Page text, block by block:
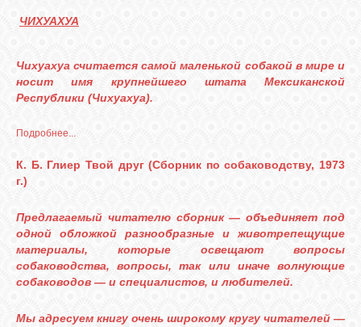
СВЯЗЬ
VK
FACEBOOK
ЧИХУАХУА
Чихуахуа считается самой маленькой собакой в мире и
носит имя крупнейшего штата Мексиканской
Республики (Чихуахуа).
Подробнее...
К. Б. Глиер Твой друг (Сборник по собаководству, 1973
г.)
Предлагаемый читателю сборник — объединяет под
одной обложкой разнообразные и животрепещущие
материалы, которые освещают вопросы
собаководства, вопросы, так или иначе волнующие
собаководов — и специалистов, и любителей.
Мы адресуем книгу очень широкому кругу читателей —